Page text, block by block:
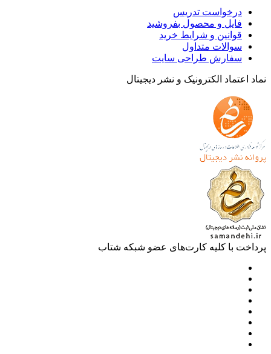
درخواست تدریس
فایل و محصول بفروشید
قوانین و شرایط خرید
سوالات متداول
سفارش طراحی سایت
اعتماد الکترونیک و نشر دیجیتال
با کلیه کارت‌های عضو شبکه شتاب